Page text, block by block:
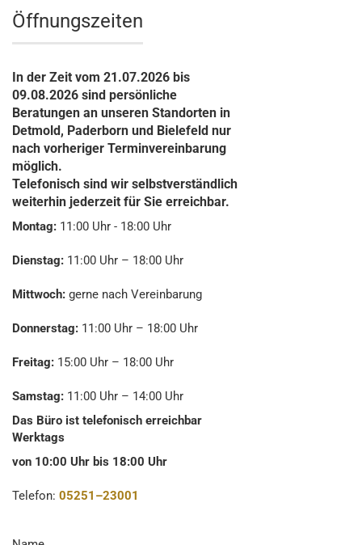
Öffnungszeiten
In der Zeit vom 21.07.2026 bis
09.08.2026 sind persönliche
Beratungen an unseren Standorten in
Detmold, Paderborn und Bielefeld nur
nach vorheriger Terminvereinbarung
möglich.
Telefonisch sind wir selbstverständlich
weiterhin jederzeit für Sie erreichbar.
Montag: 11:00 Uhr - 18:00 Uhr
Dienstag: 11:00 Uhr – 18:00 Uhr
Mittwoch: gerne nach Vereinbarung
Donnerstag: 11:00 Uhr – 18:00 Uhr
Freitag: 15:00 Uhr – 18:00 Uhr
Samstag: 11:00 Uhr – 14:00 Uhr
Das Büro ist telefonisch erreichbar
Werktags
von 10:00 Uhr bis 18:00 Uhr
Telefon: 05251–23001